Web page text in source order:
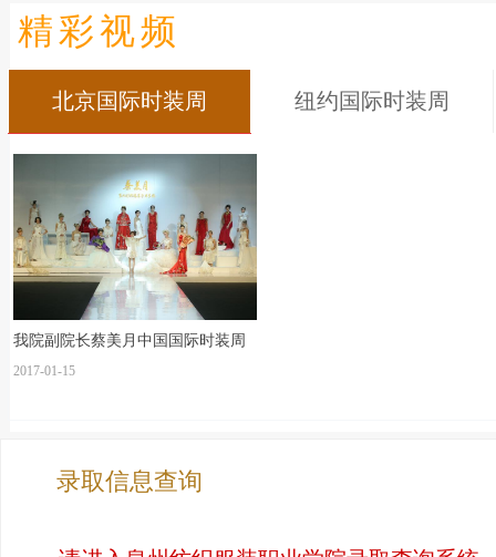
录取信息查询
北京国际时装周 纽约国际时装周
我院副院长蔡美月中国国际时装周
2017-01-15
精彩视频